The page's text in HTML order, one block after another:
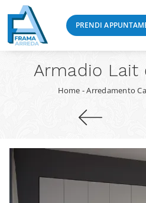
PRENDI
Armadio Lait
Home -Arredamento